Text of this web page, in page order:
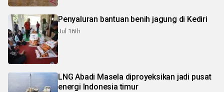
Penyaluran bantuan benih jagung di Kediri
Jul 16th
LNG Abadi Masela diproyeksikan jadi pusat
energi Indonesia timur